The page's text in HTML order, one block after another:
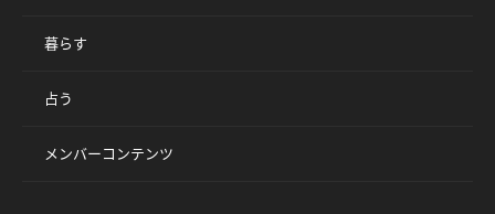
暮らす
占う
メンバーコンテンツ